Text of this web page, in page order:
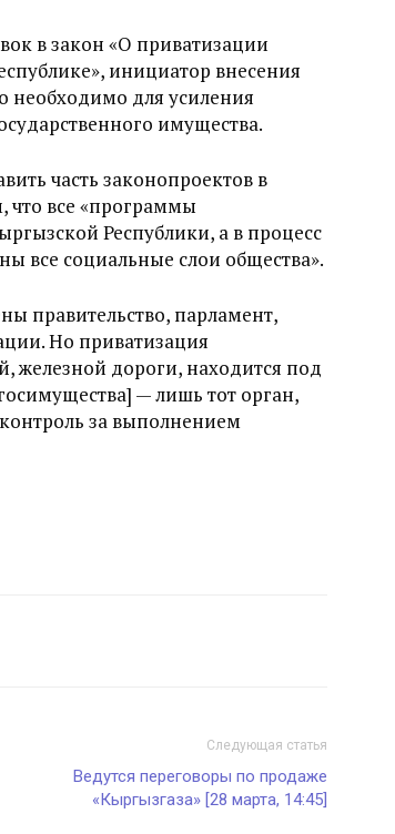
в закон «О приватизации
инициатор внесения
необходимо для усиления
имущества.
часть законопроектов в
что все «программы
Республики, а в процесс
все социальные слои общества».
правительство, парламент,
Но приватизация
железной дороги, находится под
— лишь тот орган,
за выполнением
Следующая статья
Ведутся переговоры по продаже
«Кыргызгаза» [28 марта, 14:45]